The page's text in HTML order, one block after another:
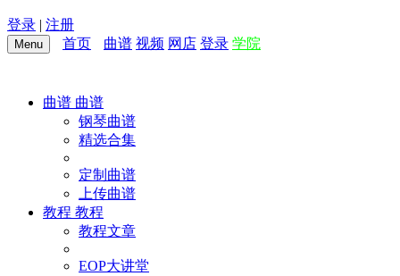
登录 | 注册
Menu 首页 曲谱 视频 网店 登录 学院
曲谱 曲谱
钢琴曲谱
精选合集
定制曲谱
上传曲谱
教程 教程
教程文章
EOP大讲堂